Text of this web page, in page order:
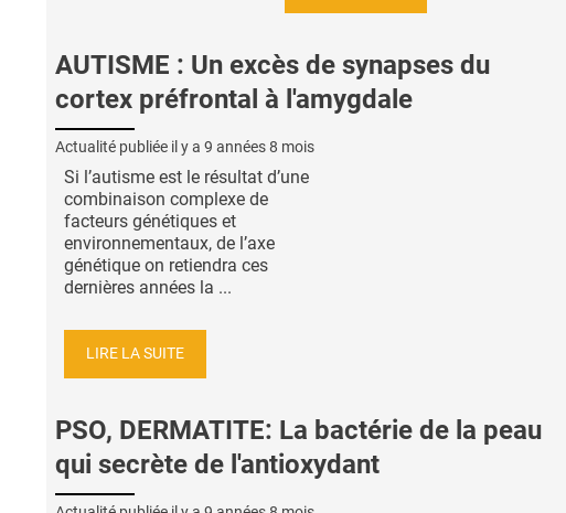
AUTISME : Un excès de synapses du
cortex préfrontal à l'amygdale
Actualité publiée il y a 9 années 8 mois
Si l’autisme est le résultat d’une
combinaison complexe de
facteurs génétiques et
environnementaux, de l’axe
génétique on retiendra ces
dernières années la ...
LIRE LA SUITE
PSO, DERMATITE: La bactérie de la peau
qui secrète de l'antioxydant